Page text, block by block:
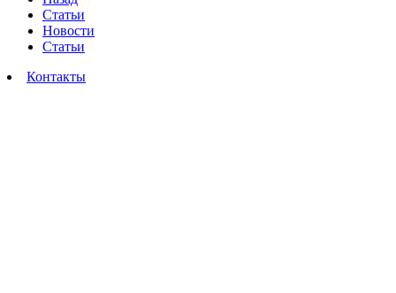
Статьи
Новости
Статьи
Контакты